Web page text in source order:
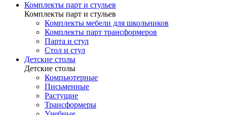
Комплекты парт и стульев
Комплекты парт и стульев
Комплекты мебели для школьников
Комплекты парт трансформеров
Парта и стул
Стол и стул
Детские столы
Детские столы
Компьютерные
Письменные
Растущие
Трансформеры